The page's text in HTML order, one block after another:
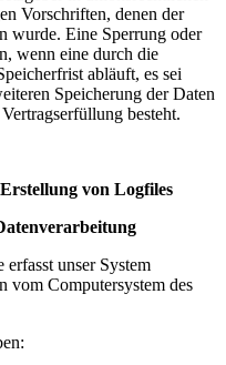
Vorschriften, denen der
wurde. Eine Sperrung oder
wenn eine durch die
abläuft, es sei
Speicherung der Daten
besteht.
von Logfiles
unser System
vom Computersystem des